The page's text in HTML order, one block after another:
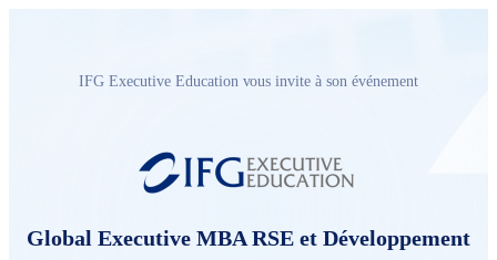
IFG Executive Education vous invite à son événement
Global Executive MBA RSE et Développement